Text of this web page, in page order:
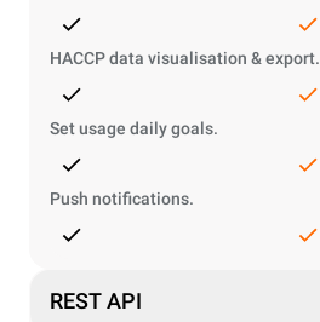
HACCP data visualisation & export.
Set usage daily goals.
Push notifications.
REST API